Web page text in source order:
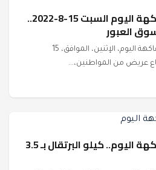
أسعار الخضراوات والفاكهة اليوم السبت 15-8-2022..
العبور
تتصدر أسعار الخضراوات والفاكهة اليوم، الإثنين، الموافق، 15
أسعار الخضراوات والفاكهة اليوم.. كيلو البرتقال بـ 3.5